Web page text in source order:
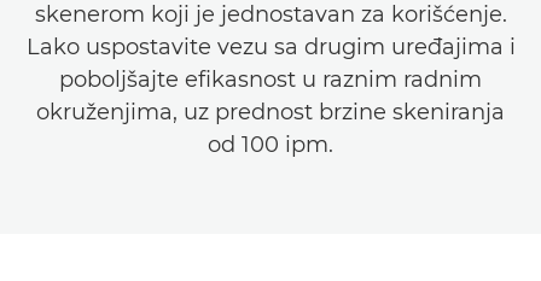
skenerom koji je jednostavan za korišćenje.
Lako uspostavite vezu sa drugim uređajima i
poboljšajte efikasnost u raznim radnim
okruženjima, uz prednost brzine skeniranja
od 100 ipm.